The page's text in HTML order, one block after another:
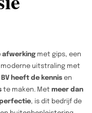
afwerkingmet gips, een
uitstraling met
heeft de kennisen
te maken. Met meer dan
, is dit bedrijf de